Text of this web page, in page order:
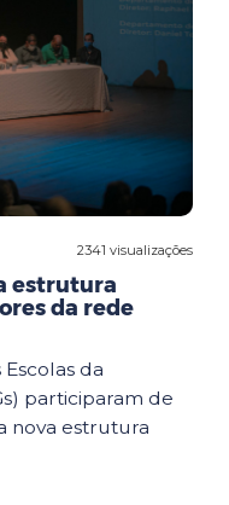
2341 visualizações
estrutura
da rede
da
participaram de
nova estrutura